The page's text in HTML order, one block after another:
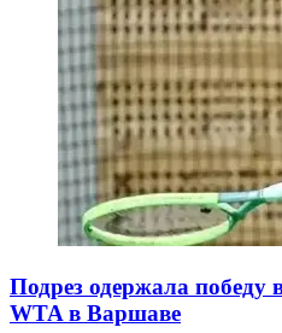
Подрез одержала победу
WTA в Варшаве